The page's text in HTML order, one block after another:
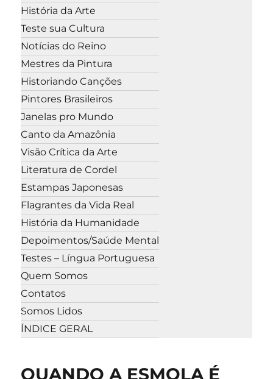
História da Arte
Teste sua Cultura
Notícias do Reino
Mestres da Pintura
Historiando Canções
Pintores Brasileiros
Janelas pro Mundo
Canto da Amazônia
Visão Crítica da Arte
Literatura de Cordel
Estampas Japonesas
Flagrantes da Vida Real
História da Humanidade
Depoimentos/Saúde Mental
Testes – Língua Portuguesa
Quem Somos
Contatos
Somos Lidos
ÍNDICE GERAL
QUANDO A ESMOLA É